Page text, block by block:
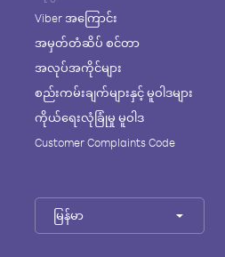
Viber အကြောင်း
အမှတ်တံဆိပ် စင်တာ
အလုပ်အကိုင်များ
စည်းကမ်းချက်များနှင့် မူဝါဒများ
ကိုယ်ရေးလုံခြုံမှု မူဝါဒ
Customer Complaints Code
မြန်မာ